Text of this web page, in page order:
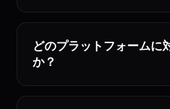
どのプラットフォームに
か？